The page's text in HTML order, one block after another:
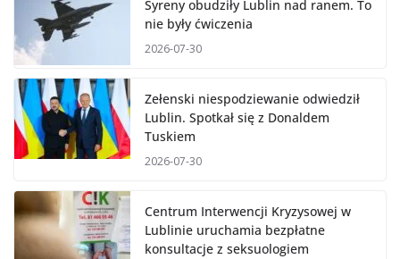
Syreny obudziły Lublin nad ranem. To
nie były ćwiczenia
2026-07-30
Zełenski niespodziewanie odwiedził
Lublin. Spotkał się z Donaldem
Tuskiem
2026-07-30
Centrum Interwencji Kryzysowej w
Lublinie uruchamia bezpłatne
konsultacje z seksuologiem